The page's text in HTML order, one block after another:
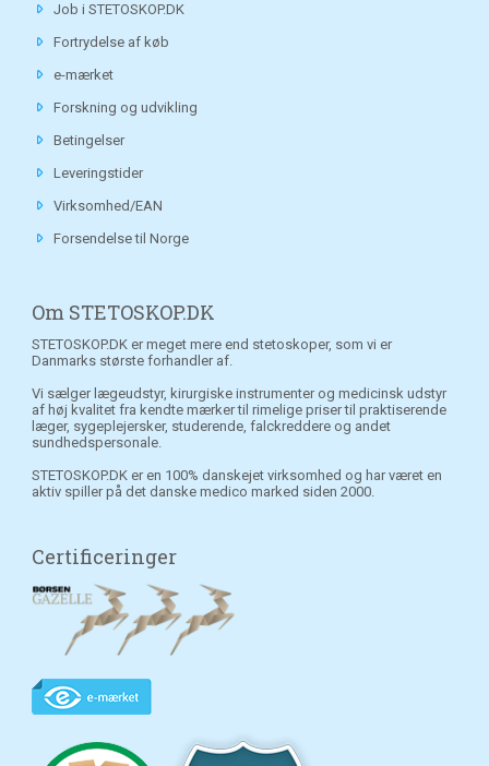
Job i STETOSKOP.DK
Fortrydelse af køb
e-mærket
Forskning og udvikling
Betingelser
Leveringstider
Virksomhed/EAN
Forsendelse til Norge
Om STETOSKOP.DK
STETOSKOP.DK er meget mere end stetoskoper, som vi er
Danmarks største forhandler af.
Vi sælger lægeudstyr, kirurgiske instrumenter og medicinsk udstyr
af høj kvalitet fra kendte mærker til rimelige priser til praktiserende
læger, sygeplejersker, studerende, falckreddere og andet
sundhedspersonale.
STETOSKOP.DK er en 100% danskejet virksomhed og har været en
aktiv spiller på det danske medico marked siden 2000.
Certificeringer